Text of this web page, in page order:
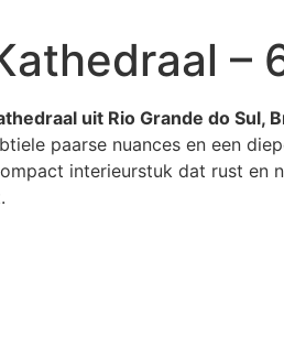
–
uit Rio Grande do Sul,
paarse nuances en een
interieurstuk dat rust en